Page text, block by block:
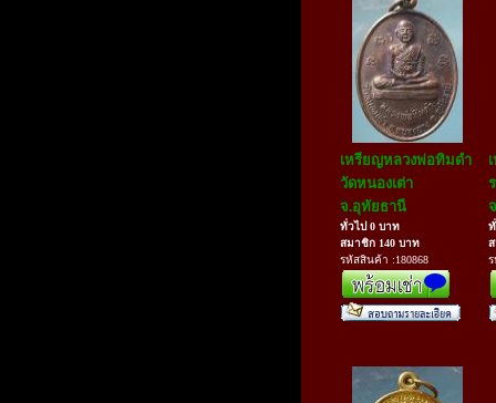
เหรียญหลวงพ่อทิมดำ
วัดหนองเต่า
จ.อุทัยธานี
ทั่วไป 0 บาท
สมาชิก 140 บาท
รหัสสินค้า :180868